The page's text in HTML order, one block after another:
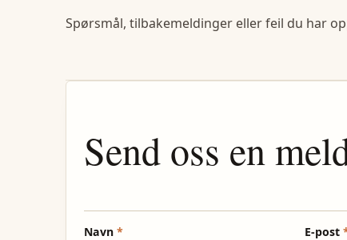
Spørsmål, tilbakemeldinger eller feil du har
Send oss en
Navn * E-post